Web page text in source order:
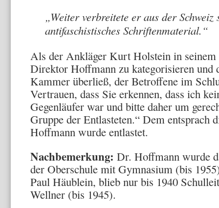
„Weiter verbreitete er aus der Schweiz
antifaschistisches Schriftenmaterial.“
Als der Ankläger Kurt Holstein in
Direktor Hoffmann zu kategorisieren und
Kammer überließ, der Betroffene im
Vertrauen, dass Sie erkennen, dass ich
Gegenläufer war und bitte daher um
Gruppe der Entlasteten.“ Dem
Hoffmann wurde entlastet.
Nachbemerkung: Dr. Hoffmann wurde
der Oberschule mit Gymnasium (bis
Paul Häublein, blieb nur bis 1940
Wellner (bis 1945).